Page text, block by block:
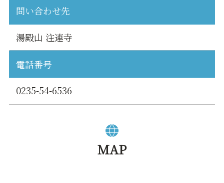
問い合わせ先
湯殿山 注連寺
電話番号
0235-54-6536
MAP